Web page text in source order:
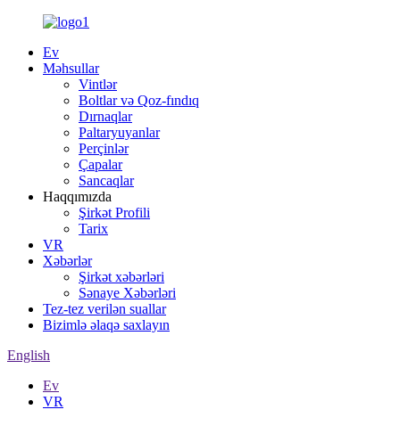
Ev
Məhsullar
Vintlər
Boltlar və Qoz-fındıq
Dırnaqlar
Paltaryuyanlar
Perçinlər
Çapalar
Sancaqlar
Haqqımızda
Şirkət Profili
Tarix
VR
Xəbərlər
Şirkət xəbərləri
Sənaye Xəbərləri
Tez-tez verilən suallar
Bizimlə əlaqə saxlayın
English
Ev
VR